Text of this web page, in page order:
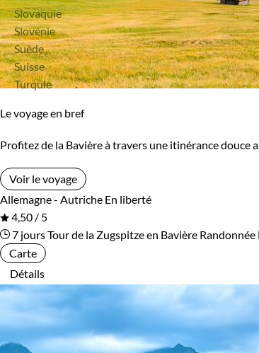
Voyage
Slovaquie
Voyage
Slovénie
Voyage
Suède
Voyage
Suisse
Voyage
Turquie
Le voyage en bref
Profitez de la Bavière à travers une itinérance douce
Voir le voyage
Allemagne - Autriche En liberté
4,50 / 5
7 joursTour de la Zugspitze en Bavière Randonnée
Carte
Détails